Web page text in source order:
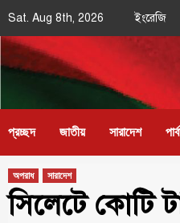
Skip
content
Sat. Aug 8th, 2026 ইংরেজি
Asia
IN SEARCH OF THE TRUTH
প্রচ্ছদ জাতীয় সারাদেশ
অপরাধ সারাদেশ
সিলেটে কোটি